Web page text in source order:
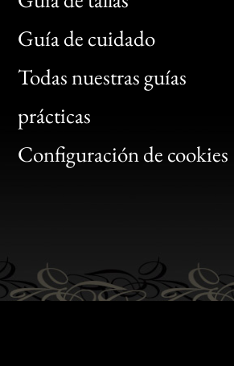
Guía de cuidado
Todas nuestras guías
prácticas
Configuración de cookies